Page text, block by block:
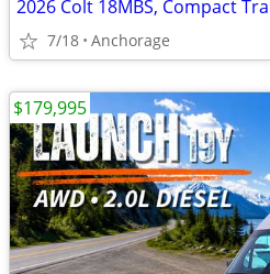
7/18 Anchorage
$179,995